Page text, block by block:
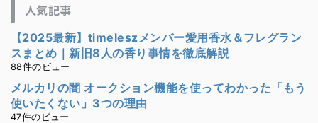
人気記事
【2025最新】timeleszメンバー愛用香水＆フレグラン
スまとめ｜新旧8人の香り事情を徹底解説
88件のビュー
メルカリの闇 オークション機能を使ってわかった「もう
使いたくない」3つの理由
47件のビュー